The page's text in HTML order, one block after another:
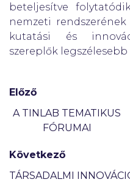
beteljesítve
nemzeti
kutatási és
szereplők
Előző
A TINLAB TEMATIKUS
FÓRUMAI
Következő
TÁRSADALMI